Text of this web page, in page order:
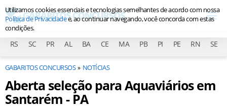
RS SC PR AL BA CE MA PB PI PE RN SE
GABARITOS CONCURSOS NOTÍCIAS
Aberta seleção para Aquaviários em
Santarém - PA
Utilizamos cookies essenciais e tecnologias semelhantes de acordo com nossa
Política de Privacidadee, ao continuar navegando, você concorda com estas
condições.